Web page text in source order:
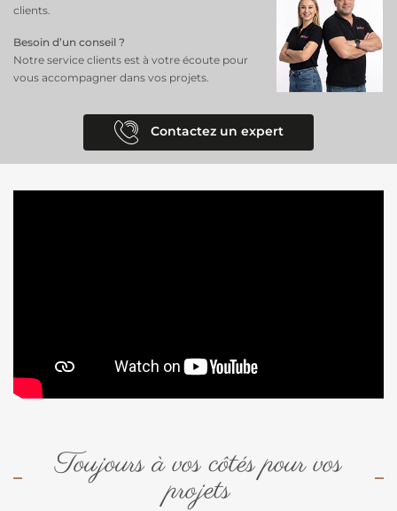
clients.
Besoin d’un conseil ?
Notre service clients est à votre écoute pour
vous accompagner dans vos projets.
Contactez un expert
Toujours à vos côtés pour vos
projets